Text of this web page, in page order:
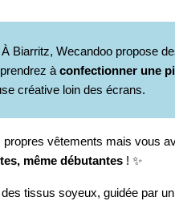
À Biarritz, Wecandoo propose
àconfectionner une
créative loin des écrans.
vêtements mais vous
même débutantes ! ✨
tissus soyeux, guidée par